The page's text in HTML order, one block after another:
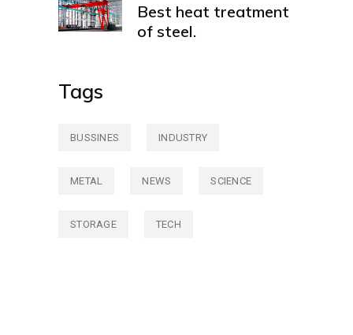
Best heat treatment
of steel.
Tags
BUSSINES INDUSTRY
METAL NEWS SCIENCE
STORAGE TECH